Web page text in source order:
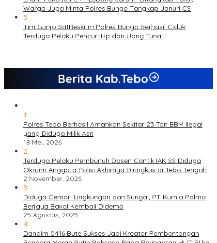
Warga Juga Minta Polres Bungo Tangkap Januri CS
5
Tim Gunjo SatReskrim Polres Bungo Berhasil Ciduk
Terduga Pelaku Pencuri Hp dan Uang Tunai
Berita Kab.Tebo
1
Polres Tebo Berhasil Amankan Sekitar 23 Ton BBM Ilegal
yang Diduga Milik Asri
18 Mei, 2026
2
Terduga Pelaku Pembunuh Dosen Cantik IAK SS Diduga
Oknum Anggota Polisi Akhirnya Diringkus di Tebo Tengah
2 November, 2025
3
Diduga Cemari Lingkungan dan Sungai, PT Kurnia Palma
Berjaya Bakal Kembali Didemo
25 Agustus, 2025
4
Dandim 0416 Bute Sukses Jadi Kreator Pembentangan